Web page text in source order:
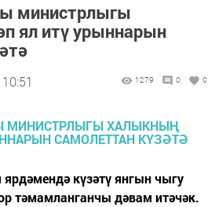
министрлыгы
ял итү урыннарын
1279 0 0
күзәтү янгын чыгу
тәмамланганчы дәвам итәчәк.